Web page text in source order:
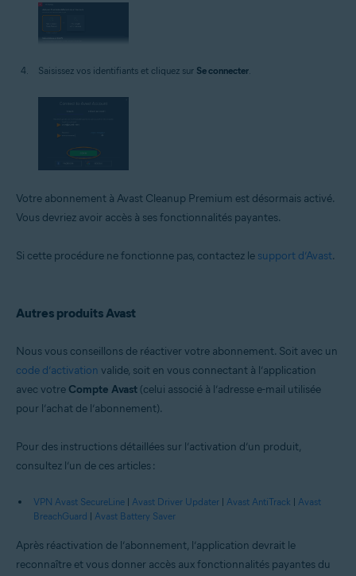
Saisissez vos identifiants et cliquez sur Se connecter.
Votre abonnement à Avast Cleanup Premium est désormais activé.
Vous devriez avoir accès à ses fonctionnalités payantes.
Si cette procédure ne fonctionne pas, contactez le support d’Avast.
Autres produits Avast
Nous vous conseillons de réactiver votre abonnement. Soit avec un
code d’activation valide, soit en vous connectant à l’application
avec votre Compte Avast (celui associé à l’adresse e-mail utilisée
pour l’achat de l’abonnement).
Pour des instructions détaillées sur l’activation d’un produit,
consultez l’un de ces articles :
VPN Avast SecureLine | Avast Driver Updater | Avast AntiTrack | Avast
BreachGuard | Avast Battery Saver
Après réactivation de l’abonnement, l’application devrait le
reconnaître et vous donner accès aux fonctionnalités payantes du